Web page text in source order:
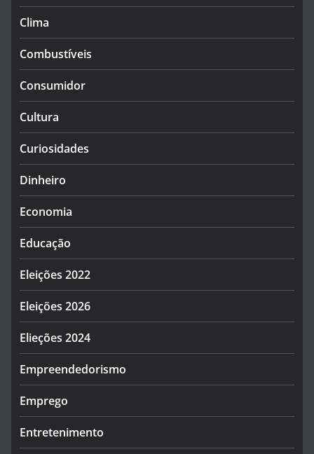
Clima
Combustíveis
Consumidor
Cultura
Curiosidades
Dinheiro
Economia
Educação
Eleições 2022
Eleições 2026
Elieções 2024
Empreendedorismo
Emprego
Entretenimento